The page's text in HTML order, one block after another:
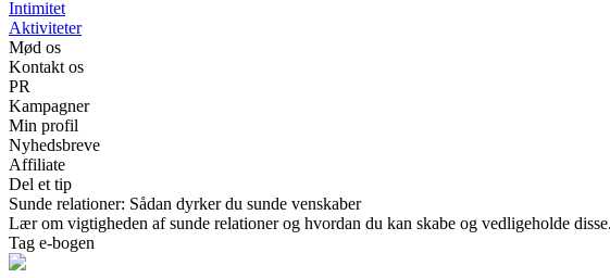
Intimitet
Aktiviteter
Mød os
Kontakt os
PR
Kampagner
Min profil
Nyhedsbreve
Affiliate
Del et tip
Sunde relationer: Sådan dyrker du sunde venskaber
Lær om vigtigheden af sunde relationer og hvordan du kan skabe og vedligeholde
Tag e-bogen